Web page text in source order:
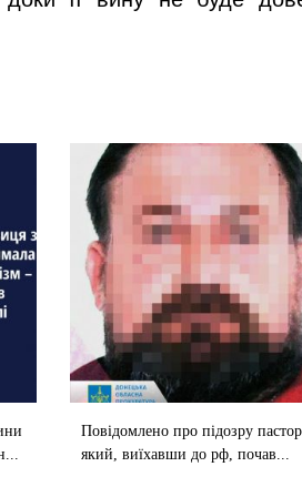
Повідомлено про підозру
який, виїхавши до рф, почав...